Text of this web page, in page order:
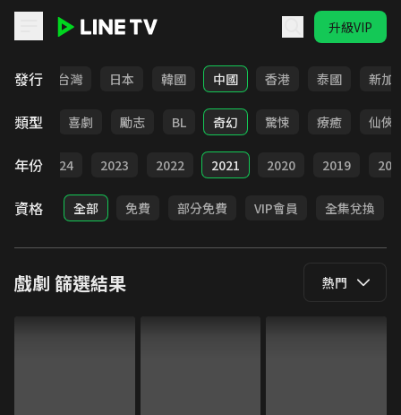
升級VIP
發行
全部 台灣 日本 韓國 中國 香港 泰國 新加
類型
懸疑 喜劇 勵志 BL 奇幻 驚悚 療癒 仙俠
年份 2024 2023 2022 2021 2020 2019
資格 全部 免費 部分免費 VIP會員 全集兌換
戲劇 篩選結果 熱門